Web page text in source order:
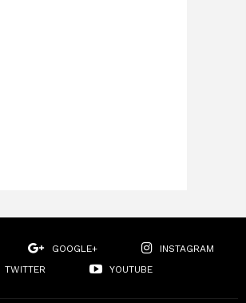
GOOGLE+
INSTAGRAM
TWITTER
YOUTUBE